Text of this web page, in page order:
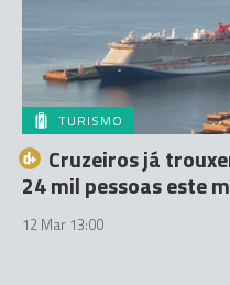
TURISMO
Cruzeiros já
24 mil pessoas este
12 Mar 13:00